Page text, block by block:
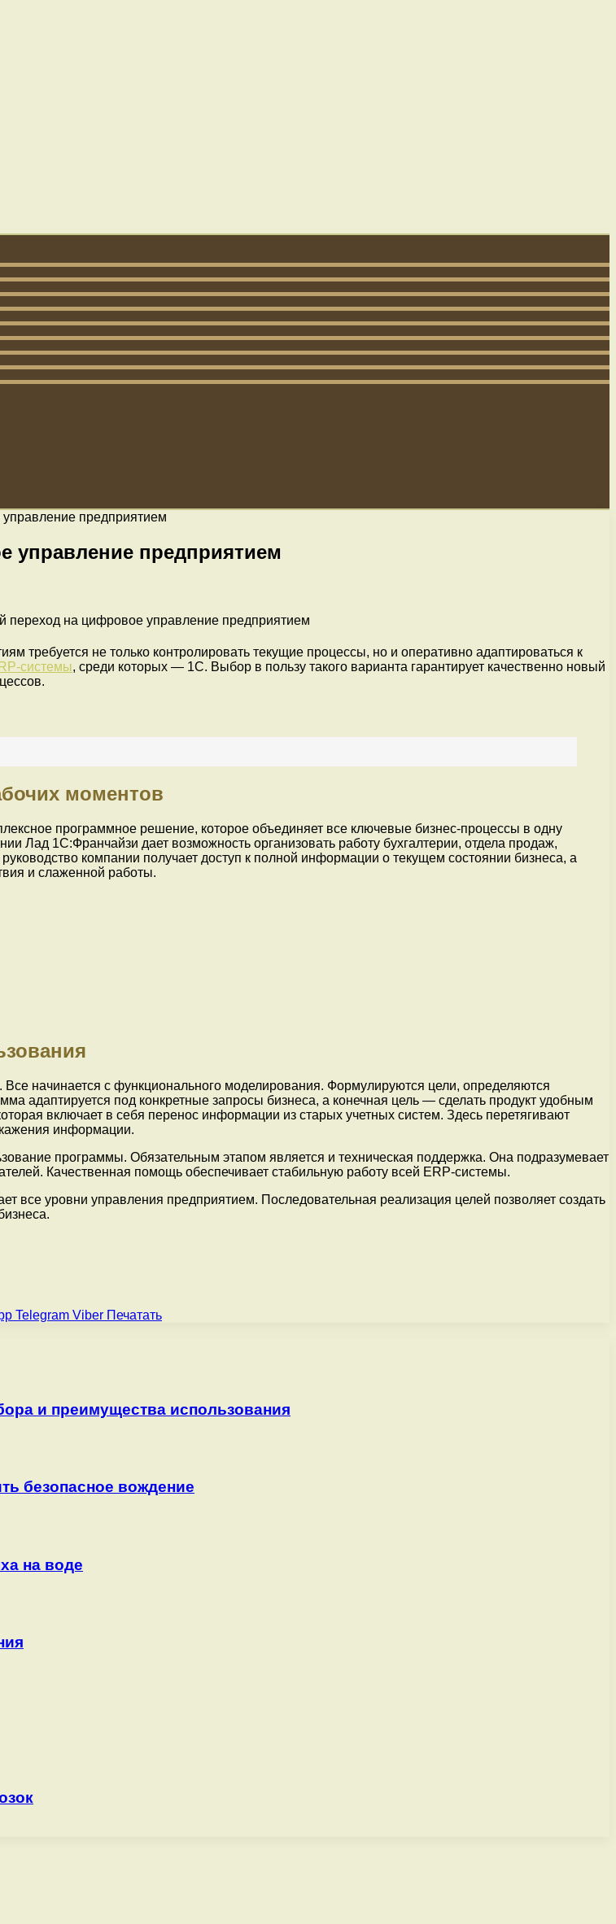
предприятием
управление предприятием
требуется не только контролировать текущие процессы, но и оперативно адаптироваться к
системы, среди которых — 1С. Выбор в пользу такого варианта гарантирует качественно новый
моментов
программное решение, которое объединяет все ключевые бизнес-процессы в одну
Лад 1С:Франчайзи дает возможность организовать работу бухгалтерии, отдела продаж,
компании получает доступ к полной информации о текущем состоянии бизнеса, а
и слаженной работы.
Все начинается с функционального моделирования. Формулируются цели, определяются
адаптируется под конкретные запросы бизнеса, а конечная цель — сделать продукт удобным
включает в себя перенос информации из старых учетных систем. Здесь перетягивают
информации.
программы. Обязательным этапом является и техническая поддержка. Она подразумевает
Качественная помощь обеспечивает стабильную работу всей ERP-системы.
все уровни управления предприятием. Последовательная реализация целей позволяет создать
Telegram Viber Печатать
и преимущества использования
безопасное вождение
на воде